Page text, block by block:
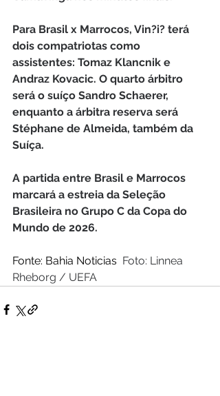
Para Brasil x Marrocos, Vin?i? terá
dois compatriotas como
assistentes: Tomaz Klancnik e
Andraz Kovacic. O quarto árbitro
será o suíço Sandro Schaerer,
enquanto a árbitra reserva será
Stéphane de Almeida, também da
Suíça.
A partida entre Brasil e Marrocos
marcará a estreia da Seleção
Brasileira no Grupo C da Copa do
Mundo de 2026.
Fonte: Bahia Noticias Foto: Linnea
Rheborg / UEFA